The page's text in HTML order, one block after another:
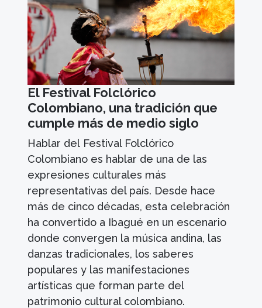
El Festival Folclórico
Colombiano, una tradición que
cumple más de medio siglo
Hablar del Festival Folclórico
Colombiano es hablar de una de las
expresiones culturales más
representativas del país. Desde hace
más de cinco décadas, esta celebración
ha convertido a Ibagué en un escenario
donde convergen la música andina, las
danzas tradicionales, los saberes
populares y las manifestaciones
artísticas que forman parte del
patrimonio cultural colombiano.